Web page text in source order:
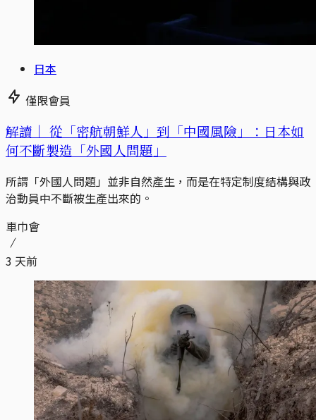
日本
僅限會員
解讀｜ 從「密航朝鮮人」到「中國風險」：日本如
何不斷製造「外國人問題」
所謂「外國人問題」並非自然產生，而是在特定制度結構與政
治動員中不斷被生產出來的。
車巾會
3 天前